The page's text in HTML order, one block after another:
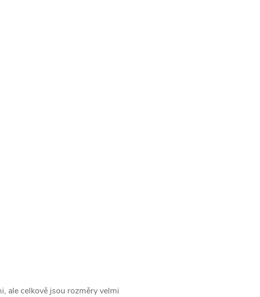
ale celkově jsou rozměry velmi